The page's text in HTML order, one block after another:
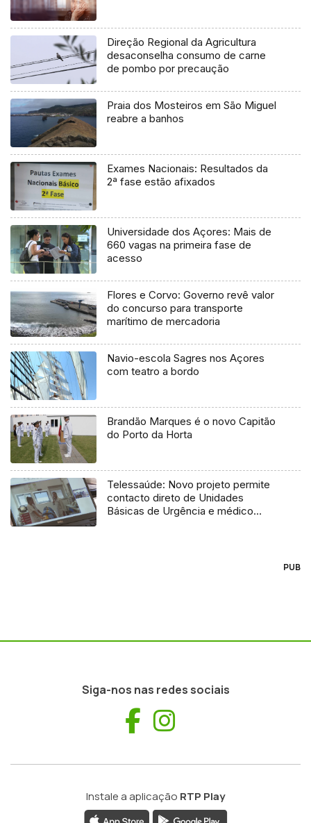
Direção Regional da Agricultura
desaconselha consumo de carne
de pombo por precaução
Praia dos Mosteiros em São Miguel
reabre a banhos
Exames Nacionais: Resultados da
2ª fase estão afixados
Universidade dos Açores: Mais de
660 vagas na primeira fase de
acesso
Flores e Corvo: Governo revê valor
do concurso para transporte
marítimo de mercadoria
Navio-escola Sagres nos Açores
com teatro a bordo
Brandão Marques é o novo Capitão
do Porto da Horta
Telessaúde: Novo projeto permite
contacto direto de Unidades
Básicas de Urgência e médico
PUB
Siga-nos nas redes sociais
Facebook
Instale a aplicação RTP Play